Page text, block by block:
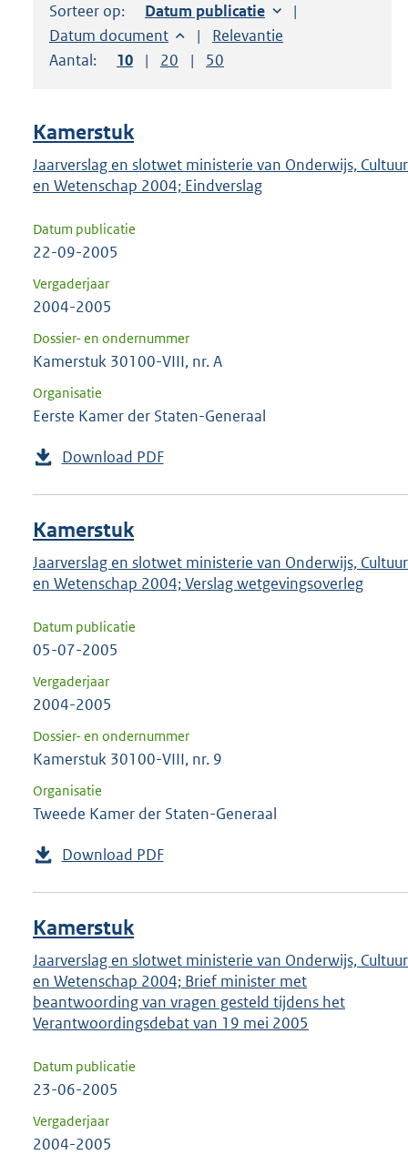
suggesties.
Druk
om
uw
keuze
te
Sorteer op: Sorteer op:
Datum publicatie
Sorteer op:
Datum document Sorteer op:
Relevantie
Aantal:
Toon
10 resultaten per pagina
Toon
20 resultaten per pagina
Toon
50
Kamerstuk
Jaarverslag en slotwet ministerie van Onderwijs, Cultuur
en Wetenschap 2004; Eindverslag
Datum publicatie
22-09-2005
Vergaderjaar
2004-2005
Dossier- en ondernummer
Kamerstuk 30100-VIII, nr. A
Organisatie
Eerste Kamer der Staten-Generaal
Download PDF
Kamerstuk
Jaarverslag en slotwet ministerie van Onderwijs, Cultuur
en Wetenschap 2004; Verslag wetgevingsoverleg
Datum publicatie
05-07-2005
Vergaderjaar
2004-2005
Dossier- en ondernummer
Kamerstuk 30100-VIII, nr. 9
Organisatie
Tweede Kamer der Staten-Generaal
Download PDF
Kamerstuk
Jaarverslag en slotwet ministerie van Onderwijs, Cultuur
en Wetenschap 2004; Brief minister met
beantwoording van vragen gesteld tijdens het
Verantwoordingsdebat van 19 mei 2005
Datum publicatie
23-06-2005
Vergaderjaar
2004-2005